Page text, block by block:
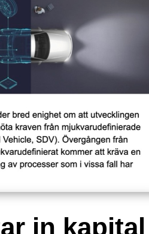
in kapital